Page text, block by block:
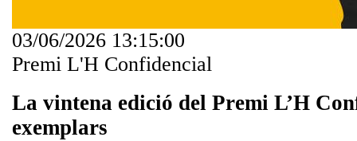
03/06/2026 13:15:00
Premi L'H Confidencial
La vintena edició del Premi L’H
exemplars